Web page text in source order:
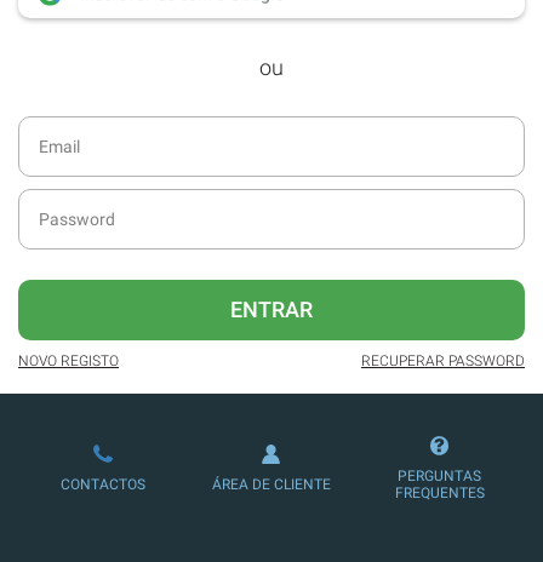
desde dezembro de 2016.
Acesso ao formato digital da SÁBADO
SÁBADO.
diário da atualidade.
publicidade reduzida e não invasiva
no site.
Possibilidade de ler e/ou ouvir artigos.
Ofertas e descontos em produtos,
serviços, eventos desportivos e
ou
ENTRAR
NOVO REGISTO RECUPERAR PASSWORD
CONTACTOS ÁREA DE CLIENTE
PERGUNTAS
FREQUENTES